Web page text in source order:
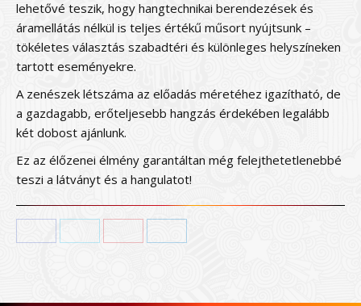
lehetővé teszik, hogy hangtechnikai berendezések és
áramellátás nélkül is teljes értékű műsort nyújtsunk –
tökéletes választás szabadtéri és különleges helyszíneken
tartott eseményekre.
A zenészek létszáma az előadás méretéhez igazítható, de
a gazdagabb, erőteljesebb hangzás érdekében legalább
két dobost ajánlunk.
Ez az élőzenei élmény garantáltan még felejthetetlenebbé
teszi a látványt és a hangulatot!
FacebookTwitterPinterestLinkedIn